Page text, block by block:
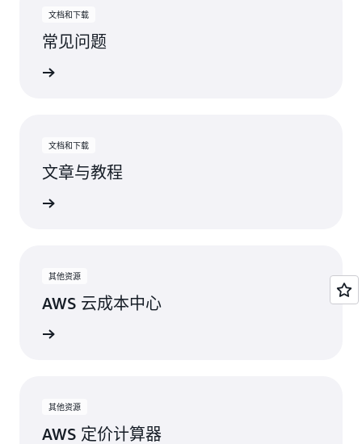
文档和下载
常见问题
文档和下载
文章与教程
其他资源
AWS 云成本中心
其他资源
AWS 定价计算器